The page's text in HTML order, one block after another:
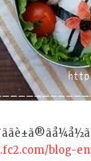
blog-